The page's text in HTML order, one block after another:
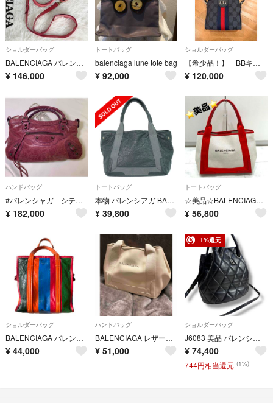
ショルダーバッグ
BALENCIAGA バレンシアガ ジャイアント ミニシティ 2way バッグ
¥ 146,000
トートバッグ
balenciaga lune tote bag
¥ 92,000
ショルダーバッグ
【希少品！】 BBキャンバス ショルダー シェリーライン バレンシアガ×グッチ
¥ 120,000
ハンドバッグ
#バレンシャガ シティ パープル
¥ 182,000
トートバッグ
本物 バレンシアガ BALENCIAGA ネイビー カバス トートバッグ ハンドバッグ レザー グレー 542017･1270 Navy Cabas バッグ 中古・
¥ 39,800
トートバッグ
☆美品☆BALENCIAGA ネイビーカバS トートバッグ ボーチ付き レッド
¥ 56,800
ショルダーバッグ
BALENCIAGA バレンシアガ バザールショッパーS 2WAYトートバッグ
¥ 44,000
ハンドバッグ
BALENCIAGA レザーネイビーカバ
¥ 51,000
1%還元
ショルダーバッグ
J6083 美品 バレンシアガ バケットカーフレザーキルティング2WAYバッグ黒
¥ 74,400
744円相当還元 (1%)